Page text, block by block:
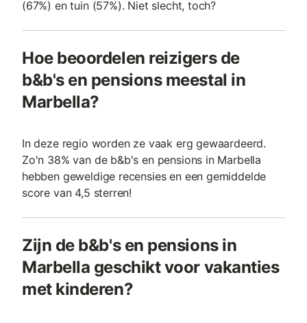
(67%) en tuin (57%). Niet slecht, toch?
Hoe beoordelen reizigers de
b&b's en pensions meestal in
Marbella?
In deze regio worden ze vaak erg gewaardeerd.
Zo'n 38% van de b&b's en pensions in Marbella
hebben geweldige recensies en een gemiddelde
score van 4,5 sterren!
Zijn de b&b's en pensions in
Marbella geschikt voor vakanties
met kinderen?